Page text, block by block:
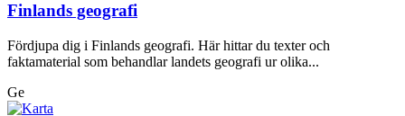
Finlands geografi
Fördjupa dig i Finlands geografi. Här hittar du texter och
faktamaterial som behandlar landets geografi ur olika...
Ge